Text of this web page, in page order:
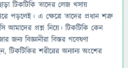
টিকটিকি তাদের লেজ খসায়
পড়লেই। এ ক্ষেত্রে তাদের প্রধান শত্রু
আমাদের প্রশ্ন নিয়ে। টিকটিকি কেন
বিজ্ঞানীরা বিস্তর গবেষণা
টিকটিকির শরীরের অন্যান্য অংশের